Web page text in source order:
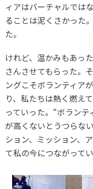
ィアはバーチャルでは
ることは泥くさかった
た。
けれど、温かみもあっ
さんさせてもらった。
ングこそボランティア
り、私たちは熱く燃え
っていった。“ボラン
が高くないとうつらな
ション、ミッション、
て私の今につながってい